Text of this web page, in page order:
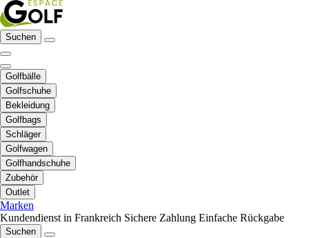
Suchen
Golfbälle
Golfschuhe
Bekleidung
Golfbags
Schläger
Golfwagen
Golfhandschuhe
Zubehör
Outlet
Marken
Kundendienst in Frankreich Sichere Zahlung Einfache Rückgabe
Suchen